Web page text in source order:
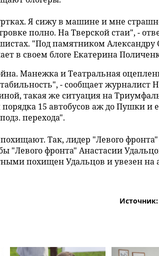
Я сижу в машине и мне
полно. На Тверской стаи", -
"Под памятником Александру
в своем блоге Екатерина
Манежка и Театральная
- сообщает журналист
такая же ситуация на
15 автобусов аж до Пушки и
перехода".
Так, лидер "Левого фронта"
"Левого фронта" Анастасии
похищен Удальцов и увезен на
Источник: